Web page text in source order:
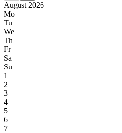
August 2026
Mo
Tu
We
Th
Fr
Sa
Su
1
2
3
4
5
6
7